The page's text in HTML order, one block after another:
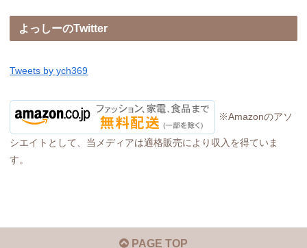
よっしーのTwitter
Tweets by ych369
※Amazonのアソ
シエイトとして、当メディアは適格販売により収入を得ていま
す。
PAGE TOP